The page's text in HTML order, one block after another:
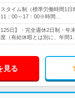
タイム制（標準労働時間1日
：00～17：00※時間…
125日】・完全週休2日制・年
（有給休暇とは別に、年間1…
見る